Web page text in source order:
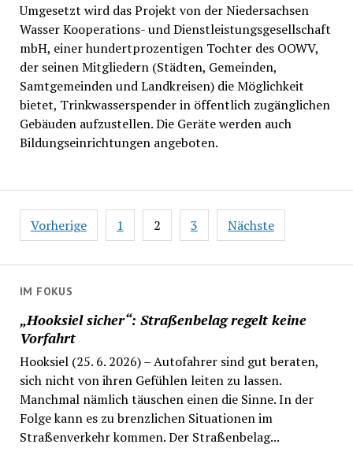
IM FOKUS
„Hooksiel sicher“: Straßenbelag regelt keine
Vorfahrt
Hooksiel (25. 6. 2026) – Autofahrer sind gut beraten,
sich nicht von ihren Gefühlen leiten zu lassen.
Manchmal nämlich täuschen einen die Sinne. In der
Folge kann es zu brenzlichen Situationen im
Straßenverkehr kommen. Der Straßenbelag...
Umgesetzt wird das Projekt von der Niedersachsen
Wasser Kooperations- und Dienstleistungsgesellschaft
mbH, einer hundertprozentigen Tochter des OOWV,
der seinen Mitgliedern (Städten, Gemeinden,
Samtgemeinden und Landkreisen) die Möglichkeit
bietet, Trinkwasserspender in öffentlich zugänglichen
Gebäuden aufzustellen. Die Geräte werden auch
Bildungseinrichtungen angeboten.
Seitennummerierung
der
Vorherige 1 2 3 Nächste